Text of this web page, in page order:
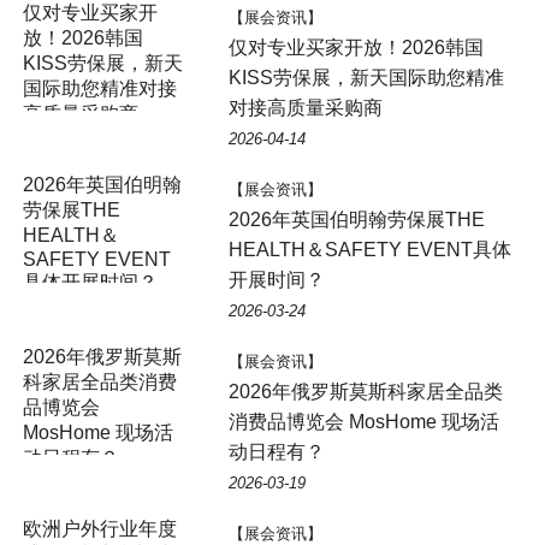
仅对专业买家开
放！2026韩国
KISS劳保展，新天
国际助您精准对接
高质量采购商
【展会资讯】
仅对专业买家开放！2026韩国
KISS劳保展，新天国际助您精准
对接高质量采购商
2026-04-14
2026年英国伯明翰
劳保展THE
HEALTH＆
SAFETY EVENT
具体开展时间？
【展会资讯】
2026年英国伯明翰劳保展THE
HEALTH＆SAFETY EVENT具体
开展时间？
2026-03-24
2026年俄罗斯莫斯
科家居全品类消费
品博览会
MosHome 现场活
动日程有？
【展会资讯】
2026年俄罗斯莫斯科家居全品类
消费品博览会 MosHome 现场活
动日程有？
2026-03-19
欧洲户外行业年度
【展会资讯】